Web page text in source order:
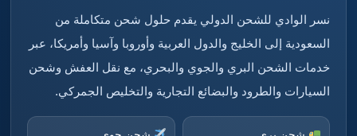
نسر الوادي للشحن الدولي يقدم حلول شحن متكاملة من
السعودية إلى الخليج والدول العربية وأوروبا وآسيا وأمريكا، عبر
خدمات الشحن البري والجوي والبحري، مع نقل العفش وشحن
السيارات والطرود والبضائع التجارية والتخليص الجمركي.